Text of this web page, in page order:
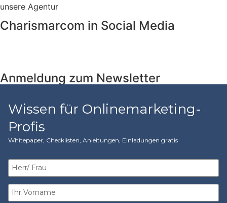
unsere Agentur
Charismarcom in Social Media
Anmeldung zum Newsletter
Wissen für Onlinemarketing-
Profis
Whitepaper, Checklisten, Anleitungen, Einladungen gratis​